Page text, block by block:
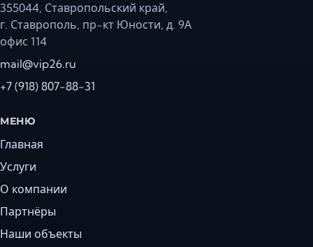
355044, Ставропольский край,
г. Ставрополь, пр-кт Юности, д. 9А
офис 114
mail@vip26.ru
+7 (918) 807-88-31
МЕНЮ
Главная
Услуги
О компании
Партнёры
Наши объекты